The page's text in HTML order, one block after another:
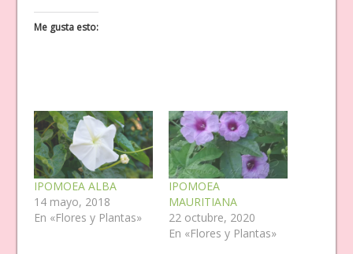
Me gusta esto:
IPOMOEA ALBA
14 mayo, 2018
En «Flores y Plantas»
IPOMOEA
MAURITIANA
22 octubre, 2020
En «Flores y Plantas»